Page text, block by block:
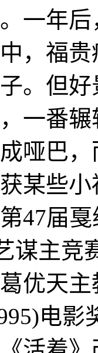
一年
，福
。但
一番
哑巴
某些
47届
谋主竞
优天
电